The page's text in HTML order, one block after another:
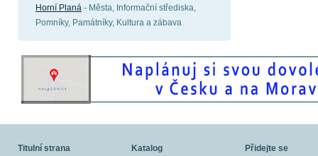
Horní Planá - Města, Informační střediska,
Pomníky, Památníky, Kultura a zábava
Titulní strana Katalog Přidejte se